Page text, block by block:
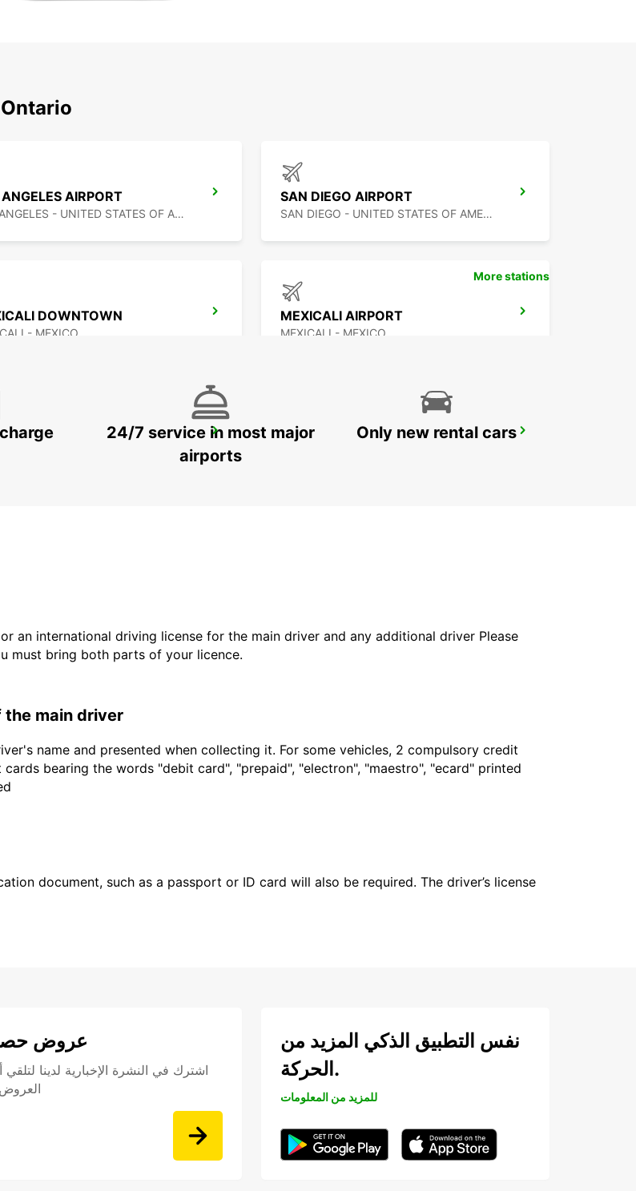
AIRPORT
LOS ANGELES - UNITED STATES OF AMERICA
SAN DIEGO AIRPORT
SAN DIEGO - UNITED STATES OF AMERICA
DOWNTOWN
- MEXICO
MEXICALI AIRPORT
MEXICALI - MEXICO
AIRPORT
PHOENIX - UNITED STATES OF AMERICA
SAN JOSE AIRPORT
More stations
24/7 service in most major
airports
Only new rental cars
an international driving license for the main driver and any additional driver Please
must bring both parts of your licence.
the main driver
name and presented when collecting it. For some vehicles, 2 compulsory credit
bearing the words "debit card", "prepaid", "electron", "maestro", "ecard" printed
document, such as a passport or ID card will also be required. The driver’s license
عروض
اشترك في النشرة الإخبارية لدينا
العروض
نفس التطبيق الذكي المزيد من
الحركة.
للمزيد من المعلومات